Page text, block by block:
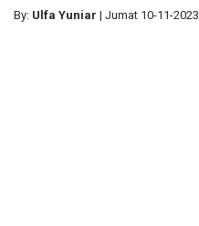
By: Ulfa Yuniar | Jumat 10-11-2023